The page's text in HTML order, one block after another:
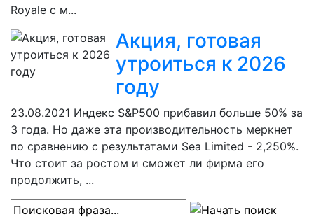
Royale с м...
Акция, готовая
утроиться к 2026
году
23.08.2021 Индекс S&P500 прибавил больше 50% за
3 года. Но даже эта производительность меркнет
по сравнению с результатами Sea Limited - 2,250%.
Что стоит за ростом и сможет ли фирма его
продолжить, ...